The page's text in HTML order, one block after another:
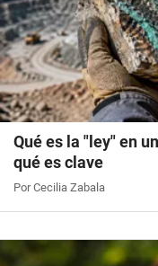
Qué es la "ley" en
qué es clave
Por Cecilia Zabala